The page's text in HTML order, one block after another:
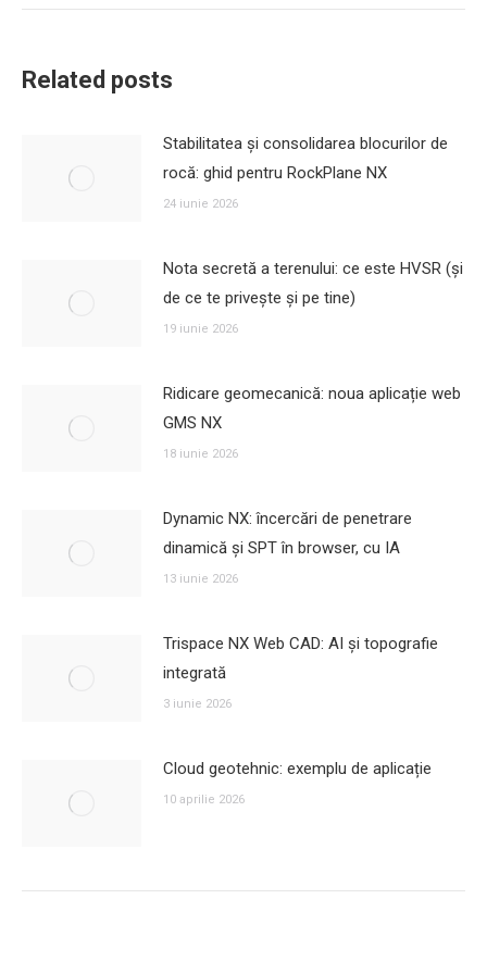
Related posts
Stabilitatea și consolidarea blocurilor de
rocă: ghid pentru RockPlane NX
24 iunie 2026
Nota secretă a terenului: ce este HVSR (și
de ce te privește și pe tine)
19 iunie 2026
Ridicare geomecanică: noua aplicație web
GMS NX
18 iunie 2026
Dynamic NX: încercări de penetrare
dinamică și SPT în browser, cu IA
13 iunie 2026
Trispace NX Web CAD: AI și topografie
integrată
3 iunie 2026
Cloud geotehnic: exemplu de aplicație
10 aprilie 2026